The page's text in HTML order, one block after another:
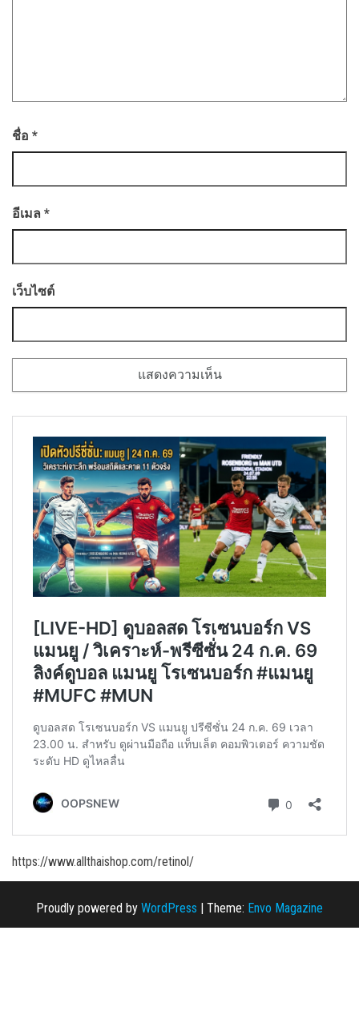
ชื่อ *
อีเมล *
เว็บไซต์
https://www.allthaishop.com/retinol/
Proudly powered by WordPress | Theme: Envo Magazine